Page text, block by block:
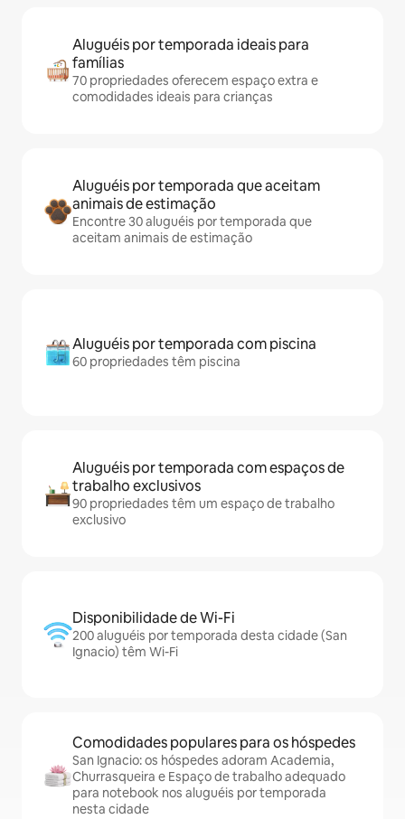
Aluguéis por temporada ideais para
famílias
70 propriedades oferecem espaço extra e
comodidades ideais para crianças
Aluguéis por temporada que aceitam
animais de estimação
Encontre 30 aluguéis por temporada que
aceitam animais de estimação
Aluguéis por temporada com piscina
60 propriedades têm piscina
Aluguéis por temporada com espaços de
trabalho exclusivos
90 propriedades têm um espaço de trabalho
exclusivo
Disponibilidade de Wi-Fi
200 aluguéis por temporada desta cidade (San
Ignacio) têm Wi-Fi
Comodidades populares para os hóspedes
San Ignacio: os hóspedes adoram Academia,
Churrasqueira e Espaço de trabalho adequado
para notebook nos aluguéis por temporada
nesta cidade